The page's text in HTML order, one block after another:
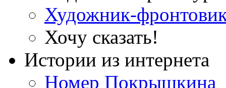
Художник-
Хочу сказать!
Истории из интернета
Номер Покрышкина